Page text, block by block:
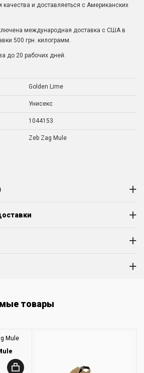
качества и доставляеться с Американских
международная доставка с США в
500 грн. килограмм.
до 20 рабочих дней.
Golden Lime
Унисекс
1044153
Zeb Zag Mule
товары
+